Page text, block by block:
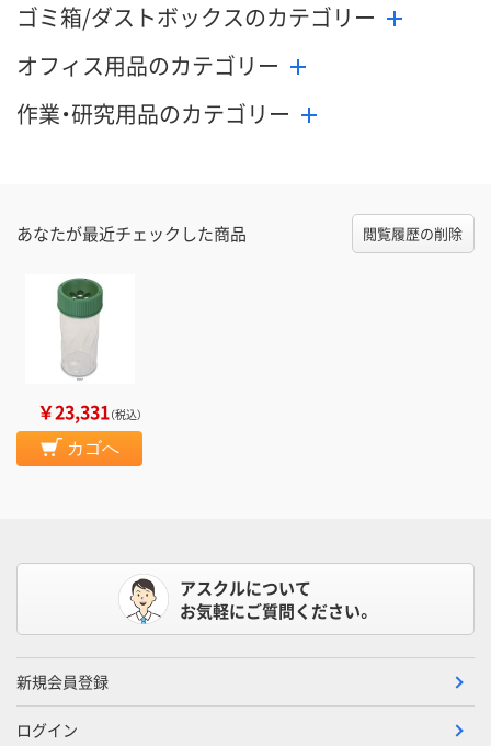
ゴミ箱/ダストボックスのカテゴリー
オフィス用品のカテゴリー
作業・研究用品のカテゴリー
あなたが最近チェックした商品 閲覧履歴の削除
￥23,331（税込）
カゴへ
アスクルについて
お気軽にご質問ください。
新規会員登録
ログイン